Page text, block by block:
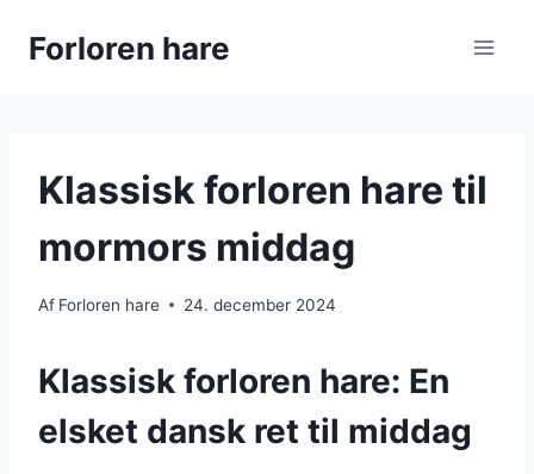
Forloren hare
Klassisk forloren hare til
mormors middag
Af Forloren hare 24. december 2024
Klassisk forloren hare: En
elsket dansk ret til middag